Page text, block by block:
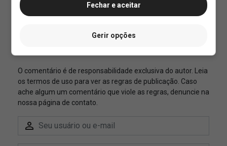
Fechar e aceitar
Gerir opções